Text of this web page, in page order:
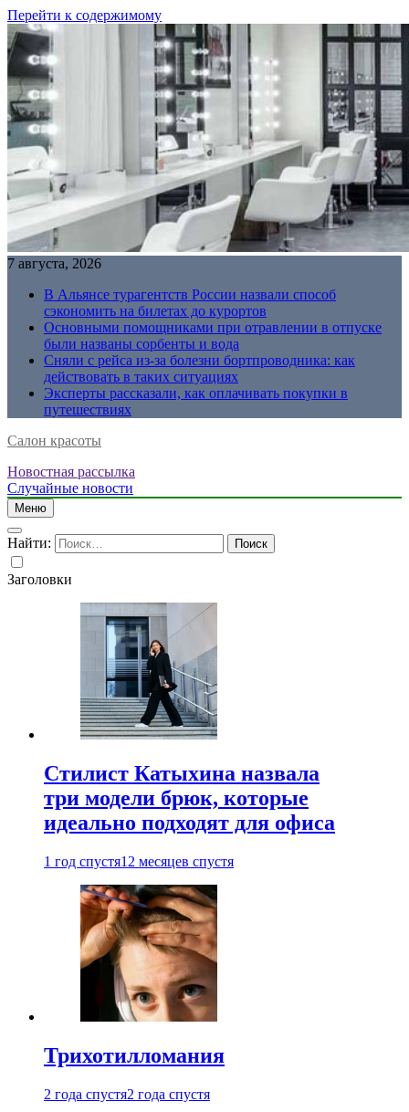
Перейти к содержимому
7 августа, 2026
В Альянсе турагентств России назвали способ
сэкономить на билетах до курортов
Основными помощниками при отравлении в отпуске
были названы сорбенты и вода
Сняли с рейса из-за болезни бортпроводника: как
действовать в таких ситуациях
Эксперты рассказали, как оплачивать покупки в
путешествиях
Салон красоты
Новостная рассылка
Случайные новости
Меню
Найти:
Заголовки
Стилист Катыхина назвала
три модели брюк, которые
идеально подходят для офиса
1 год спустя12 месяцев спустя
Трихотилломания
2 года спустя2 года спустя